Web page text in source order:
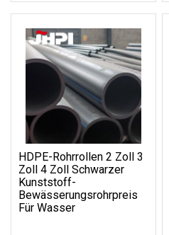
HDPE-Rohrrollen 2 Zoll 3
Zoll 4 Zoll Schwarzer
Kunststoff-
Bewässerungsrohrpreis
Für Wasser